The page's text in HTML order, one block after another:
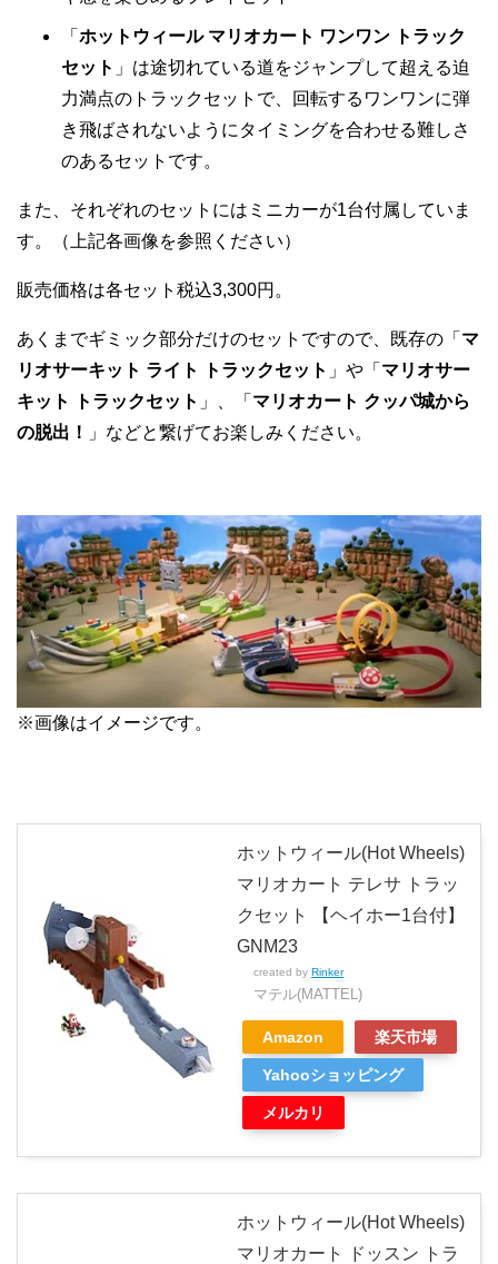
「 ホットウィール マリオカート ワンワン トラック
セット 」は途切れている道をジャンプして超える迫
力満点のトラックセットで、回転するワンワンに弾
き飛ばされないようにタイミングを合わせる難しさ
のあるセットです。
また、それぞれのセットにはミニカーが1台付属していま
す。（上記各画像を参照ください）
販売価格は各セット税込3,300円。
あくまでギミック部分だけのセットですので、既存の「 マ
リオサーキット ライト トラックセット 」や「 マリオサー
キット トラックセット 」、「 マリオカート クッパ城から
の脱出！
」などと繋げてお楽しみください。
※画像はイメージです。
ホットウィール(Hot Wheels)
マリオカート テレサ トラッ
クセット 【ヘイホー1台付】
GNM23
created by Rinker
マテル(MATTEL)
Amazon 楽天市場
Yahooショッピング
メルカリ
ホットウィール(Hot Wheels)
マリオカート ドッスン トラ